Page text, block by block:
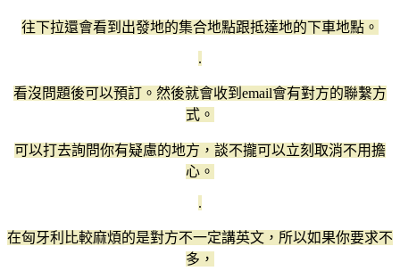
往下拉還會看到出發地的集合地點跟抵達地的下車地點。
.
看沒問題後可以預訂。然後就會收到email會有對方的聯繫方
式。
可以打去詢問你有疑慮的地方，談不攏可以立刻取消不用擔
心。
.
在匈牙利比較麻煩的是對方不一定講英文，所以如果你要求不
多，